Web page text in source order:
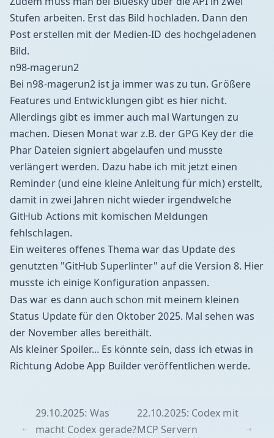
Stufen arbeiten. Erst das Bild hochladen. Dann den
Post erstellen mit der Medien-ID des hochgeladenen
Bild.
n98-magerun2
Bei n98-magerun2 ist ja immer was zu tun. Größere
Features und Entwicklungen gibt es hier nicht.
Allerdings gibt es immer auch mal Wartungen zu
machen. Diesen Monat war z.B. der GPG Key der die
Phar Dateien signiert abgelaufen und musste
verlängert werden. Dazu habe ich mit jetzt einen
Reminder (und eine kleine Anleitung für mich) erstellt,
damit in zwei Jahren nicht wieder irgendwelche
GitHub Actions mit komischen Meldungen
fehlschlagen.
Ein weiteres offenes Thema war das Update des
genutzten "GitHub Superlinter" auf die Version 8. Hier
musste ich einige Konfiguration anpassen.
Das war es dann auch schon mit meinem kleinen
Status Update für den Oktober 2025. Mal sehen was
der November alles bereithält.
Als kleiner Spoiler... Es könnte sein, dass ich etwas in
Richtung Adobe App Builder veröffentlichen werde.
29.10.2025: Was
macht Codex gerade?
22.10.2025: Codex mit
MCP Servern